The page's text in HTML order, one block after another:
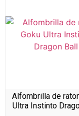
Alfombrilla de
Ultra Instinto